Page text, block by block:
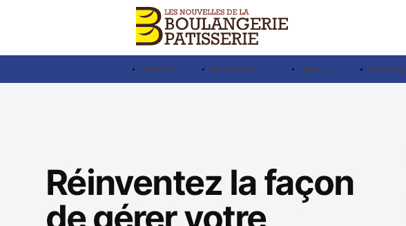
Actualités Rencontre avec… Juridique Savoir-faire